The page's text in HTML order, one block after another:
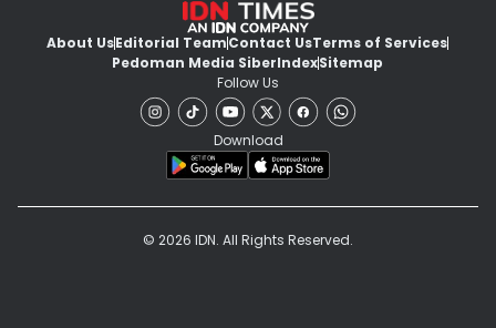
About UsEditorial TeamContact UsTerms of Services
Pedoman Media SiberIndexSitemap
Follow Us
Download
© 2026 IDN. All Rights Reserved.